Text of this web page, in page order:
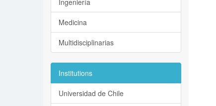
Ingeniería
Medicina
Multidisciplinarias
Institutions
Universidad de Chile